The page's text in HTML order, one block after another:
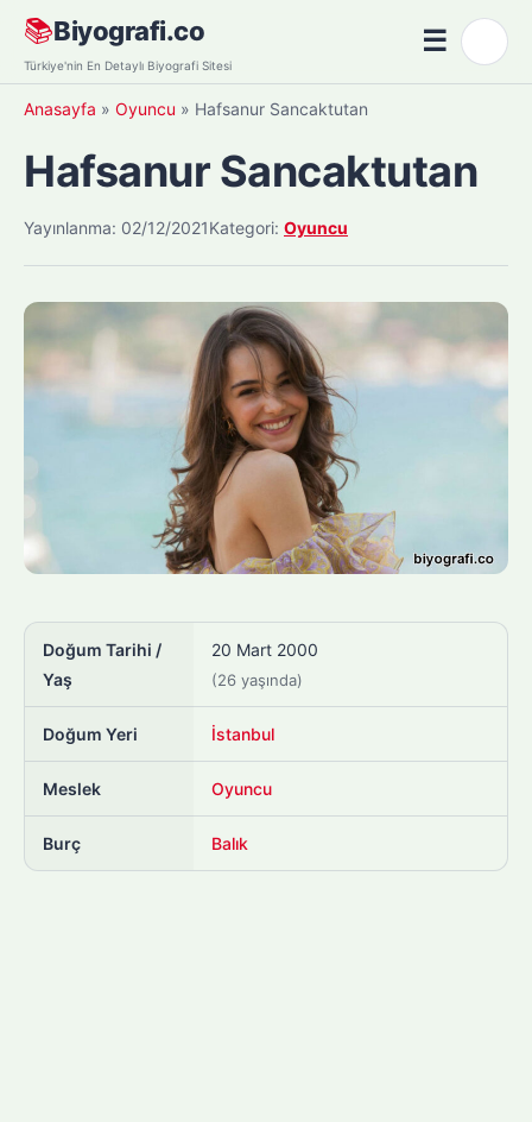
Skip
content
📚Biyografi.co
Türkiye'nin En Detaylı Biyografi Sitesi
☰Menü
Anasayfa » Oyuncu » Hafsanur Sancaktutan
Hafsanur Sancaktutan
Yayınlanma: 02/12/2021Kategori: Oyuncu
Doğum Tarihi /
Yaş
20 Mart 2000
(26 yaşında)
Doğum Yeri İstanbul
Meslek Oyuncu
Burç Balık